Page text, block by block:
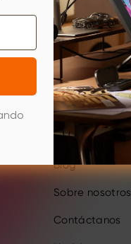
Blog
Sobre nosotros
Contáctanos